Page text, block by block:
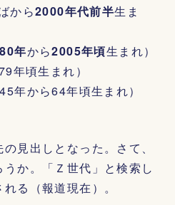
から2000年代前半生ま
年から2005年頃生まれ）
年頃生まれ）
年から64年頃生まれ）
見出しとなった。さて、
か。「Ｚ世代」と検索し
る（報道現在）。